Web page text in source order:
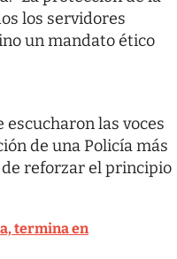
los servidores
un mandato ético
las voces
de una Policía más
reforzar el principio
termina en